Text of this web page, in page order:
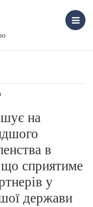
на
в
сприятиме
у
держави